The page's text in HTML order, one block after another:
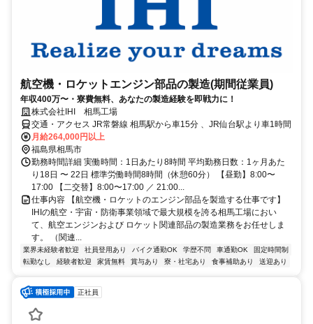
航空機・ロケットエンジン部品の製造(期間従業員)
年収400万〜・寮費無料、あなたの製造経験を即戦力に！
株式会社IHI 相馬工場
交通・アクセス JR常磐線 相馬駅から車15分 、JR仙台駅より車1時間
月給264,000円以上
福島県相馬市
勤務時間詳細 実働時間：1日あたり8時間 平均勤務日数：1ヶ月あた
り18日 〜 22日 標準労働時間8時間（休憩60分） 【昼勤】8:00〜
17:00 【二交替】8:00〜17:00 ／ 21:00...
仕事内容 【航空機・ロケットのエンジン部品を製造する仕事です】
IHIの航空・宇宙・防衛事業領域で最大規模を誇る相馬工場におい
て、航空エンジンおよび ロケット関連部品の製造業務をお任せしま
す。 （関連...
業界未経験者歓迎 社員登用あり バイク通勤OK 学歴不問 車通勤OK
固定時間制
転勤なし
経験者歓迎 家賃無料 賞与あり 寮・社宅あり 食事補助あり 送迎あり
正社員